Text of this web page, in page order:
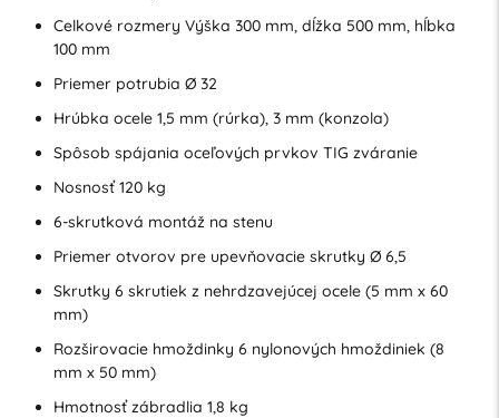
Celkové rozmery Výška 300 mm, dĺžka 500 mm, hĺbka
100 mm
Priemer potrubia Ø 32
Hrúbka ocele 1,5 mm (rúrka), 3 mm (konzola)
Spôsob spájania oceľových prvkov TIG zváranie
Nosnosť 120 kg
6-skrutková montáž na stenu
Priemer otvorov pre upevňovacie skrutky Ø 6,5
Skrutky 6 skrutiek z nehrdzavejúcej ocele (5 mm x 60
mm)
Rozširovacie hmoždinky 6 nylonových hmoždiniek (8
mm x 50 mm)
Hmotnosť zábradlia 1,8 kg